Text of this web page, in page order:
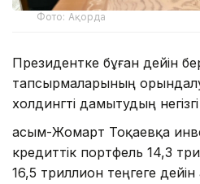
Фото: Ақорда
Президентке бұған дейін
тапсырмаларының
холдингті дамытудың
Қасым-Жомарт Тоқаевқа
кредиттік портфель 14,3
16,5 триллион теңгеге